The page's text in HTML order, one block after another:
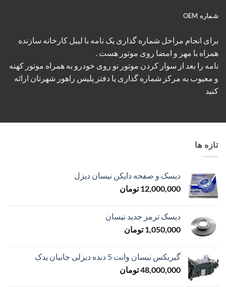
شماره OEM
برای انجام مراحل شماره گذاری یک نامه با لیبل کارخانه سازنده
همراه با مهر و امضا روی موتور هست .
نامه را بعد از سوار کردن موتور نو روی خودرو به همراه موتور کهنه
و معیوب به مرکز شماره گذاری یا دفتر پلیس راهور شهرتان ارائه
کنید
تازه ها
دیسک و صفحه دایکن نیسان دیزل
12,000,000 تومان
دیسک ترمز جدید نیسان
1,050,000 تومان
گیربکس نیسان وانت 5 دنده دیزلی جانبان یدک
48,000,000تومان